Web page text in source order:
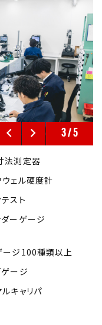
3/5
法測定器
ウェル硬度計
スト
ダーゲージ
ージ100種類以上
ゲージ
ルキャリパ